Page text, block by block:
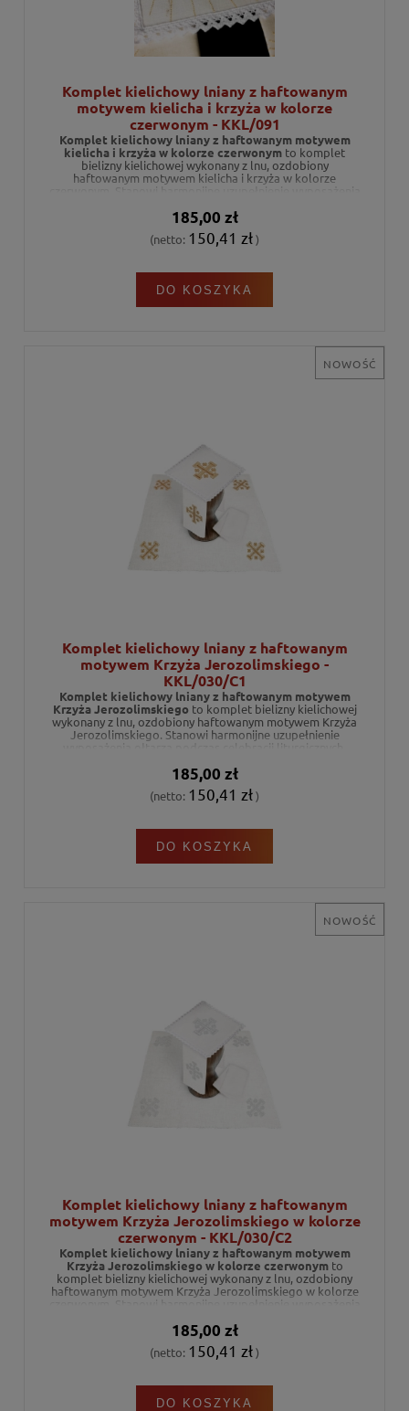
Komplet kielichowy lniany z haftowanym
motywem kielicha i krzyża w kolorze
czerwonym - KKL/091
Komplet kielichowy lniany z haftowanym motywem
kielicha i krzyża w kolorze czerwonym to komplet
bielizny kielichowej wykonany z lnu, ozdobiony
haftowanym motywem kielicha i krzyża w kolorze
czerwonym. Stanowi harmonijne uzupełnienie wyposażenia
185,00 zł
(netto: 150,41 zł)
DO KOSZYKA
Komplet kielichowy lniany z haftowanym
motywem Krzyża Jerozolimskiego -
KKL/030/C1
Komplet kielichowy lniany z haftowanym motywem
Krzyża Jerozolimskiego to komplet bielizny kielichowej
wykonany z lnu, ozdobiony haftowanym motywem Krzyża
Jerozolimskiego. Stanowi harmonijne uzupełnienie
wyposażenia ołtarza podczas celebracji liturgicznych.
185,00 zł
(netto: 150,41 zł)
DO KOSZYKA
NOWOŚĆ
Komplet kielichowy lniany z haftowanym
motywem Krzyża Jerozolimskiego w kolorze
czerwonym - KKL/030/C2
Komplet kielichowy lniany z haftowanym motywem
Krzyża Jerozolimskiego w kolorze czerwonymto
komplet bielizny kielichowej wykonany z lnu, ozdobiony
haftowanym motywem Krzyża Jerozolimskiego w kolorze
czerwonym. Stanowi harmonijne uzupełnienie wyposażenia
185,00 zł
(netto: 150,41 zł)
DO KOSZYKA
NOWOŚĆ